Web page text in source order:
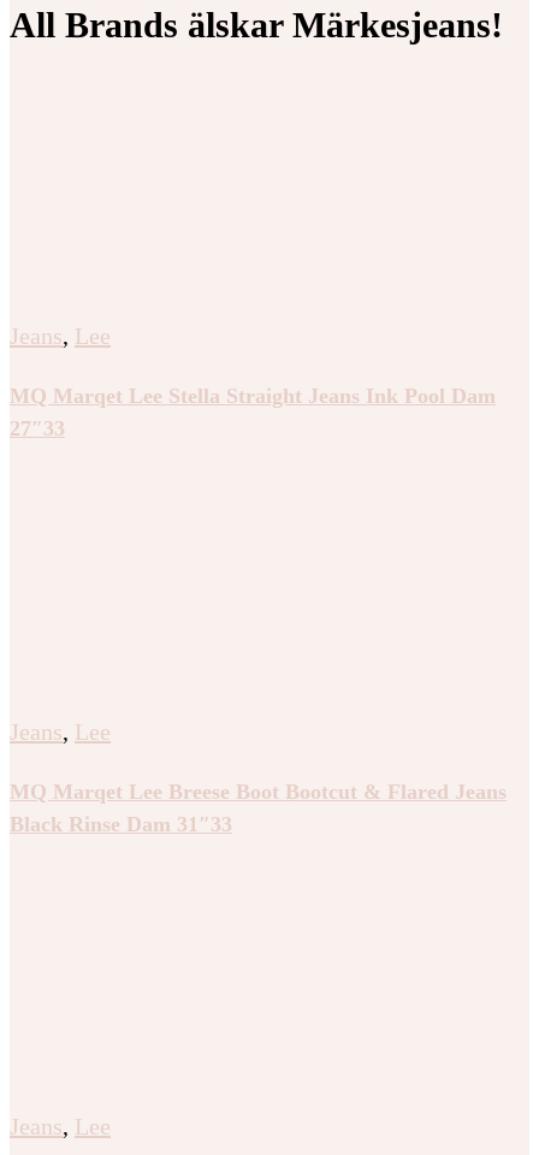
All Brands älskar Märkesjeans!
Jeans, Lee
MQ Marqet Lee Stella Straight Jeans Ink Pool Dam
27″33
Jeans, Lee
MQ Marqet Lee Breese Boot Bootcut & Flared Jeans
Black Rinse Dam 31″33
Jeans, Lee